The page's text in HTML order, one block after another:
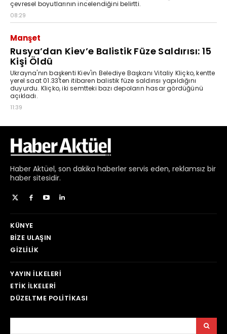
Haber Aktüel, son dakika haberler servis eden, reklamsız bir
haber sitesidir.
KÜNYE
BIZE ULAŞIN
GIZLILIK
YAYIN İLKELERI
ETIK İLKELERI
DÜZELTME POLITIKASI